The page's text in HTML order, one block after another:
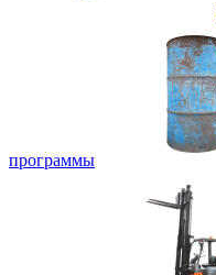
программы